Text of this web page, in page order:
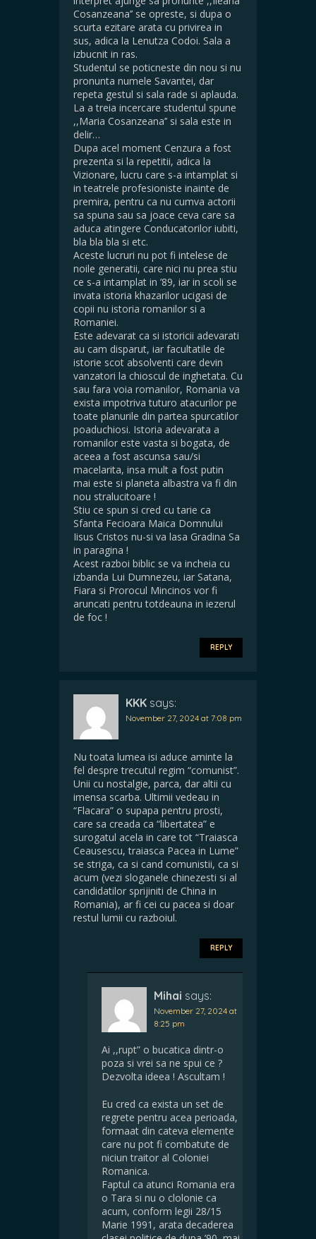
Cosanzeana’’ se opreste, si dupa o
scurta ezitare arata cu privirea in
sus, adica la Lenutza Codoi. Sala a
izbucnit in ras.
Studentul se poticneste din nou si nu
pronunta numele Savantei, dar
repeta gestul si sala rade si aplauda.
La a treia incercare studentul spune
,,Maria Cosanzeana’’ si sala este in
delir…
Dupa acel moment Cenzura a fost
prezenta si la repetitii, adica la
Vizionare, lucru care s-a intamplat si
in teatrele profesioniste inainte de
premira, pentru ca nu cumva actorii
sa spuna sau sa joace ceva care sa
aduca atingere Conducatorilor iubiti,
bla bla bla si etc.
Aceste lucruri nu pot fi intelese de
noile generatii, care nici nu prea stiu
ce s-a intamplat in ’89, iar in scoli se
invata istoria khazarilor ucigasi de
copii nu istoria romanilor si a
Romaniei.
Este adevarat ca si istoricii adevarati
au cam disparut, iar facultatile de
istorie scot absolventi care devin
vanzatori la chioscul de inghetata. Cu
sau fara voia romanilor, Romania va
exista impotriva tuturo atacurilor pe
toate planurile din partea spurcatilor
poaduchiosi. Istoria adevarata a
romanilor este vasta si bogata, de
aceea a fost ascunsa sau/si
macelarita, insa mult a fost putin
mai este si planeta albastra va fi din
nou stralucitoare !
Stiu ce spun si cred cu tarie ca
Sfanta Fecioara Maica Domnului
Iisus Cristos nu-si va lasa Gradina Sa
in paragina !
Acest razboi biblic se va incheia cu
izbanda Lui Dumnezeu, iar Satana,
Fiara si Prorocul Mincinos vor fi
aruncati pentru totdeauna in iezerul
de foc !
REPLY
KKK says:
November 27, 2024 at 7:08 pm
Nu toata lumea isi aduce aminte la
fel despre trecutul regim “comunist”.
Unii cu nostalgie, parca, dar altii cu
imensa scarba. Ultimii vedeau in
“Flacara” o supapa pentru prosti,
care sa creada ca “libertatea” e
surogatul acela in care tot “Traiasca
Ceausescu, traiasca Pacea in Lume”
se striga, ca si cand comunistii, ca si
acum (vezi sloganele chinezesti si al
candidatilor sprijiniti de China in
Romania), ar fi cei cu pacea si doar
restul lumii cu razboiul.
REPLY
Mihai says:
November 27, 2024 at
8:25 pm
Ai ,,rupt” o bucatica dintr-o
poza si vrei sa ne spui ce ?
Dezvolta ideea ! Ascultam !
Eu cred ca exista un set de
regrete pentru acea perioada,
formaat din cateva elemente
care nu pot fi combatute de
niciun traitor al Coloniei
Romanica.
Faptul ca atunci Romania era
o Tara si nu o clolonie ca
acum, conform legii 28/15
Marie 1991, arata decaderea